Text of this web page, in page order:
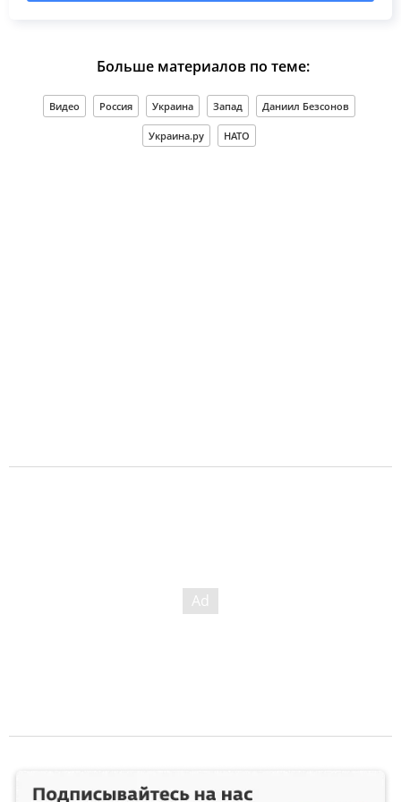
Больше материалов по теме:
Видео Россия Украина Запад Даниил Безсонов
Украина.ру НАТО